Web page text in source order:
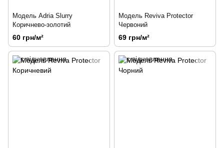
Модель Adria Slurry
Коричнево-золотий
60 грн/м²
Модель Reviva Protector
Червоний
69 грн/м²